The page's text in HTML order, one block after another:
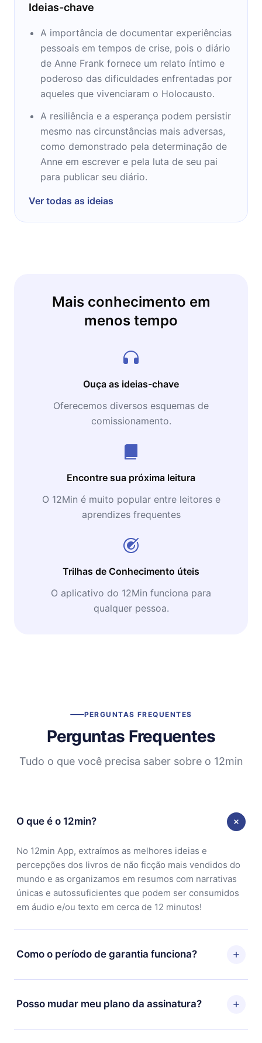
Ideias-chave
A importância de documentar experiências
pessoais em tempos de crise, pois o diário
de Anne Frank fornece um relato íntimo e
poderoso das dificuldades enfrentadas por
aqueles que vivenciaram o Holocausto.
A resiliência e a esperança podem persistir
mesmo nas circunstâncias mais adversas,
como demonstrado pela determinação de
Anne em escrever e pela luta de seu pai
para publicar seu diário.
Ver todas as ideias
Mais conhecimento em
menos tempo
Ouça as ideias-chave
Oferecemos diversos esquemas de
comissionamento.
Encontre sua próxima leitura
O 12Min é muito popular entre leitores e
aprendizes frequentes
Trilhas de Conhecimento úteis
O aplicativo do 12Min funciona para
qualquer pessoa.
PERGUNTAS FREQUENTES
Perguntas Frequentes
Tudo o que você precisa saber sobre o 12min
O que é o 12min?
No 12min App, extraímos as melhores ideias e
percepções dos livros de não ficção mais vendidos do
mundo e as organizamos em resumos com narrativas
únicas e autossuficientes que podem ser consumidos
em áudio e/ou texto em cerca de 12 minutos!
Como o período de garantia funciona?
Você pode baixar nosso aplicativo e começar a
aproveitar nossa biblioteca. Se por algum motivo não
ficar satisfeito com nossa plataforma, basta entrar em
Posso mudar meu plano da assinatura?
Sim, mas a mudança só se aplicará a partir do próximo